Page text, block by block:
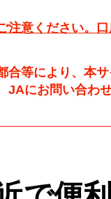
注意ください。
合等により、本
JAにお問い合わ